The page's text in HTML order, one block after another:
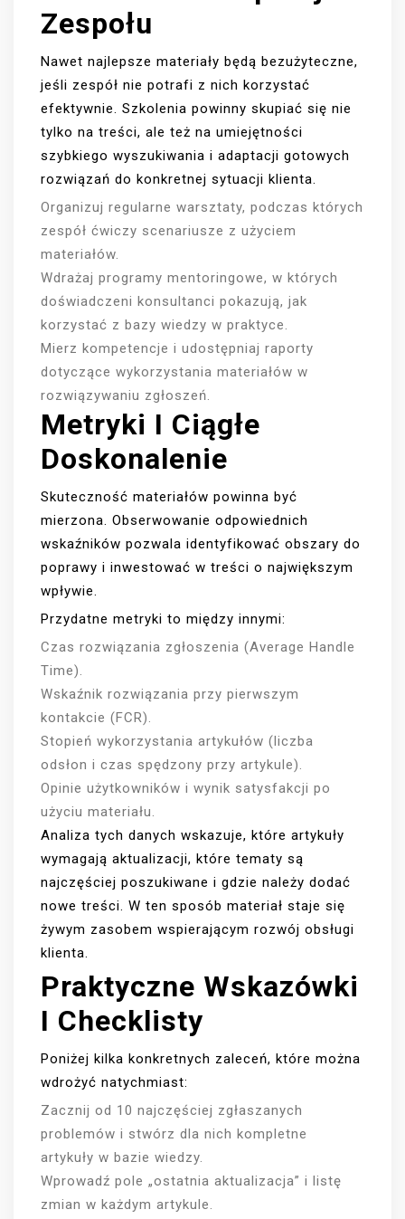
Zespołu
Nawet najlepsze materiały będą bezużyteczne,
jeśli zespół nie potrafi z nich korzystać
efektywnie. Szkolenia powinny skupiać się nie
tylko na treści, ale też na umiejętności
szybkiego wyszukiwania i adaptacji gotowych
rozwiązań do konkretnej sytuacji klienta.
Organizuj regularne warsztaty, podczas których
zespół ćwiczy scenariusze z użyciem
materiałów.
Wdrażaj programy mentoringowe, w których
doświadczeni konsultanci pokazują, jak
korzystać z bazy wiedzy w praktyce.
Mierz kompetencje i udostępniaj raporty
dotyczące wykorzystania materiałów w
rozwiązywaniu zgłoszeń.
Metryki I Ciągłe
Doskonalenie
Skuteczność materiałów powinna być
mierzona. Obserwowanie odpowiednich
wskaźników pozwala identyfikować obszary do
poprawy i inwestować w treści o największym
wpływie.
Przydatne metryki to między innymi:
Czas rozwiązania zgłoszenia (Average Handle
Time).
Wskaźnik rozwiązania przy pierwszym
kontakcie (FCR).
Stopień wykorzystania artykułów (liczba
odsłon i czas spędzony przy artykule).
Opinie użytkowników i wynik satysfakcji po
użyciu materiału.
Analiza tych danych wskazuje, które artykuły
wymagają aktualizacji, które tematy są
najczęściej poszukiwane i gdzie należy dodać
nowe treści. W ten sposób materiał staje się
żywym zasobem wspierającym rozwój obsługi
klienta.
Praktyczne Wskazówki
I Checklisty
Poniżej kilka konkretnych zaleceń, które można
wdrożyć natychmiast:
Zacznij od 10 najczęściej zgłaszanych
problemów i stwórz dla nich kompletne
artykuły w bazie wiedzy.
Wprowadź pole „ostatnia aktualizacja” i listę
zmian w każdym artykule.